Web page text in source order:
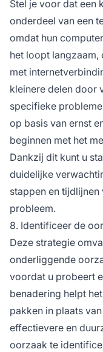
Stel je voor dat een
onderdeel van een
omdat hun
het loopt langzaam,
met
kleinere delen door
specifieke
op basis van ernst
beginnen met het
Dankzij dit kunt u
duidelijke
stappen en
probleem.
8. Identificeer de
Deze strategie
onderliggende
voordat u probeert
benadering helpt
pakken in plaats
effectievere en
oorzaak te